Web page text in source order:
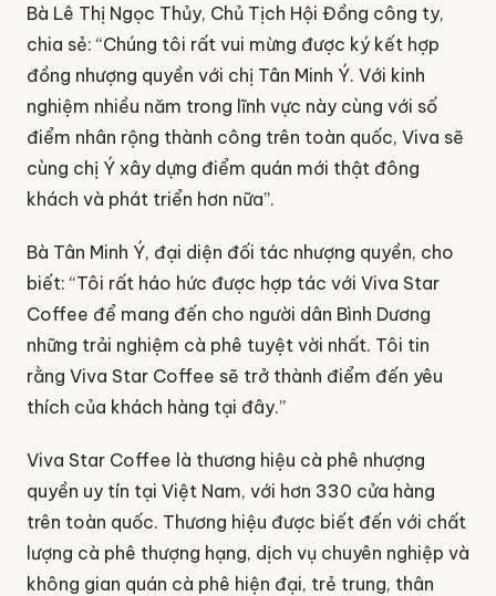
Bà Lê Thị Ngọc Thủy, Chủ Tịch Hội Đồng công ty,
chia sẻ: “Chúng tôi rất vui mừng được ký kết hợp
đồng nhượng quyền với chị Tân Minh Ý. Với kinh
nghiệm nhiều năm trong lĩnh vực này cùng với số
điểm nhân rộng thành công trên toàn quốc, Viva sẽ
cùng chị Ý xây dựng điểm quán mới thật đông
khách và phát triển hơn nữa”.
Bà Tân Minh Ý, đại diện đối tác nhượng quyền, cho
biết: “Tôi rất háo hức được hợp tác với Viva Star
Coffee để mang đến cho người dân Bình Dương
những trải nghiệm cà phê tuyệt vời nhất. Tôi tin
rằng Viva Star Coffee sẽ trở thành điểm đến yêu
thích của khách hàng tại đây.”
Viva Star Coffee là thương hiệu cà phê nhượng
quyền uy tín tại Việt Nam, với hơn 330 cửa hàng
trên toàn quốc. Thương hiệu được biết đến với chất
lượng cà phê thượng hạng, dịch vụ chuyên nghiệp và
không gian quán cà phê hiện đại, trẻ trung, thân